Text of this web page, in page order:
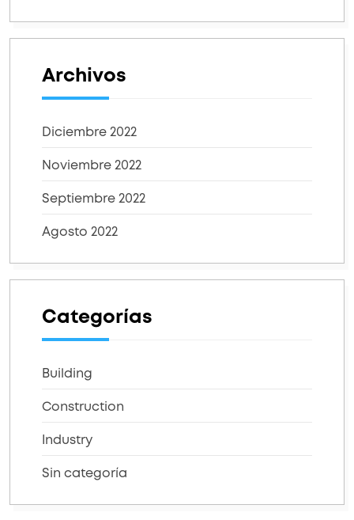
Archivos
Diciembre 2022
Noviembre 2022
Septiembre 2022
Agosto 2022
Categorías
Building
Construction
Industry
Sin categoría